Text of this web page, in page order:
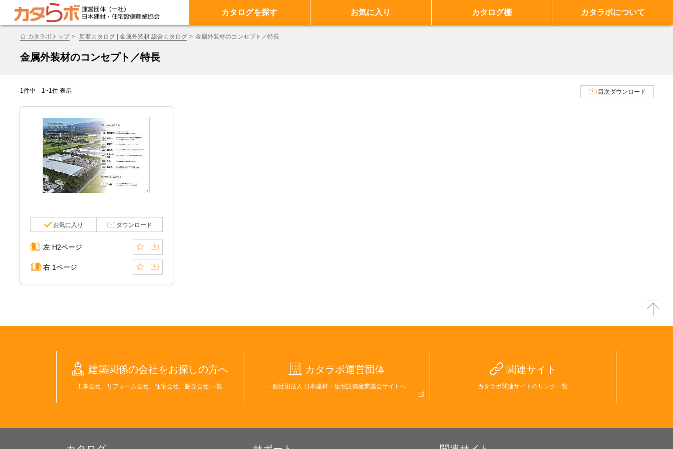
カタログを探す お気に入り カタログ棚 カタラボについて
カタラボトップ 新着カタログ | 金属外装材 総合カタログ 金属外装材のコンセプト／特長
金属外装材のコンセプト／特長
1件中 1~1件 表示 目次ダウンロード
お気に入り ダウンロード
左 H2ページ
右 1ページ
建築関係の会社をお探しの方へ
工事会社、リフォーム会社、住宅会社、販売会社 一覧
カタラボ運営団体
一般社団法人 日本建材・住宅設備産業協会サイトへ
関連サイト
カタラボ関連サイトのリンク一覧